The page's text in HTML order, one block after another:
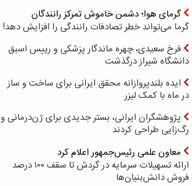
گرمای هوا؛ دشمن خاموش تمرکز رانندگان
گرما می‌تواند خطر تصادفات رانندگی را افزایش دهد!
فرخ سعیدی، چهره ماندگار پزشکی و رییس اسبق
دانشگاه شیراز درگذشت
ایده بلندپروازانه محقق ایرانی برای ساخت و ساز
در ماه با کمک لیزر
پژوهشگران ایرانی، بستر جدیدی برای ژن‌درمانی و
رگ‌زایی طراحی کردند
معاون علمی رئیس‌جمهور اعلام کرد
ارائه تسهیلات سرمایه در گردش تا سقف ۱۰۰ درصد
فروش دانش‌بنیان‌ها